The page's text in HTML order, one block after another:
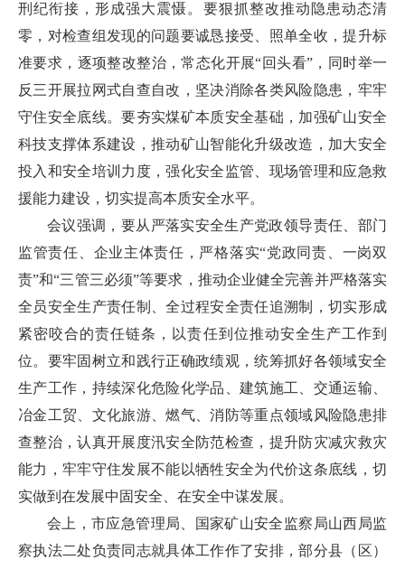
刑纪衔接，形成强大震慑。要狠抓整改推动隐患动态清
零，对检查组发现的问题要诚恳接受、照单全收，提升标
准要求，逐项整改整治，常态化开展“回头看”，同时举一
反三开展拉网式自查自改，坚决消除各类风险隐患，牢牢
守住安全底线。要夯实煤矿本质安全基础，加强矿山安全
科技支撑体系建设，推动矿山智能化升级改造，加大安全
投入和安全培训力度，强化安全监管、现场管理和应急救
援能力建设，切实提高本质安全水平。
会议强调，要从严落实安全生产党政领导责任、部门
监管责任、企业主体责任，严格落实“党政同责、一岗双
责”和“三管三必须”等要求，推动企业健全完善并严格落实
全员安全生产责任制、全过程安全责任追溯制，切实形成
紧密咬合的责任链条，以责任到位推动安全生产工作到
位。要牢固树立和践行正确政绩观，统筹抓好各领域安全
生产工作，持续深化危险化学品、建筑施工、交通运输、
冶金工贸、文化旅游、燃气、消防等重点领域风险隐患排
查整治，认真开展度汛安全防范检查，提升防灾减灾救灾
能力，牢牢守住发展不能以牺牲安全为代价这条底线，切
实做到在发展中固安全、在安全中谋发展。
会上，市应急管理局、国家矿山安全监察局山西局监
察执法二处负责同志就具体工作作了安排，部分县（区）